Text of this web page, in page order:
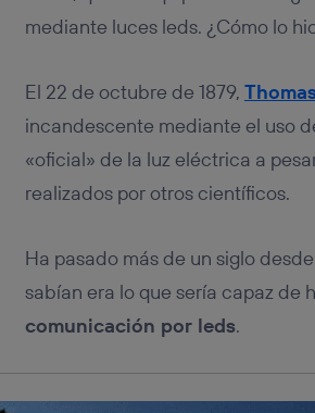
mediante luces leds. ¿Cómo lo
El 22 de octubre de 1879,
incandescente mediante el uso
«oficial» de la luz eléctrica a
realizados por otros científicos.
Ha pasado más de un siglo
sabían era lo que sería capaz de
comunicación por leds.
conecte su dispositivo y
Típicamente:
realizará en función
hayan dado su
únicamente en la
Puedes gestionar los